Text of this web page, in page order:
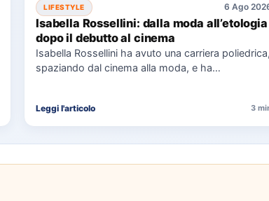
LIFESTYLE 6 Ago
Isabella Rossellini: dalla moda all’etologia
dopo il debutto al cinema
Isabella Rossellini ha avuto una carriera
spaziando dal cinema alla moda, e ha
Leggi l'articolo 3